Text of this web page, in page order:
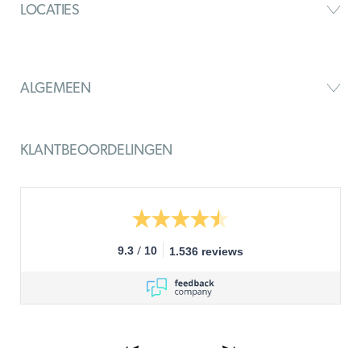
LOCATIES
ALGEMEEN
KLANTBEOORDELINGEN
9.3 / 10 1.536 reviews